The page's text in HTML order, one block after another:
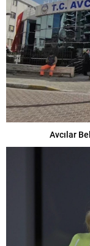
Avcılar